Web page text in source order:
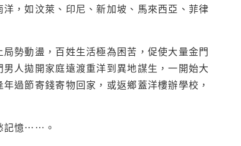
，如汶萊、印尼、新加坡、馬來西亞、菲律
勢動盪，百姓生活極為困苦，促使大量金門
人拋開家庭遠渡重洋到異地謀生，一開始大
過節寄錢寄物回家，或返鄉蓋洋樓辦學校，
記憶⋯⋯。